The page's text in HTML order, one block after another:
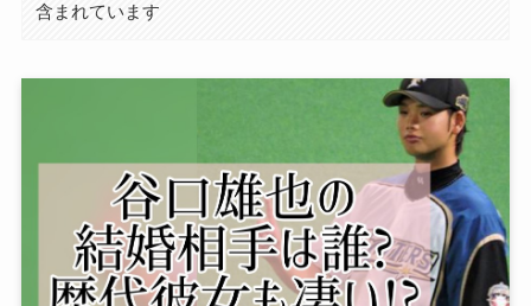
含まれています